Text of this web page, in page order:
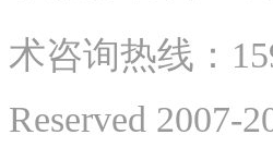
术咨询热线：
Reserved